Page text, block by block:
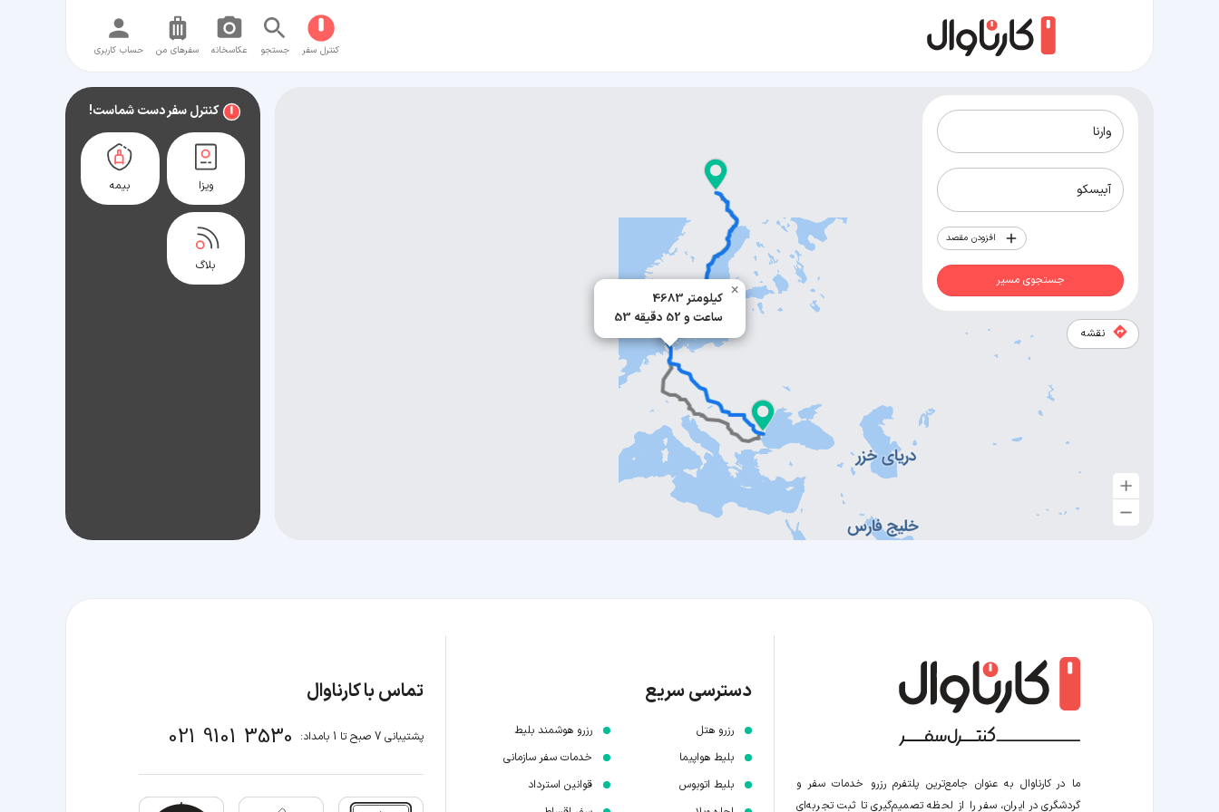
کنترل سفر جستجو عکاسخانه سفر‌های من حساب کاربری
4683 کیلومتر
53 ساعت و 52 دقیقه
×
افزودن مقصد
جستجوی مسیر
نقشه
کنترل سفر دست شماست!
ویزا بیمه
بلاگ
ما در کارناوال به عنوان جامع‌ترین پلتفرم رزرو خدمات سفر و
گردشگری در ایران، سفر را از لحظه‌ تصمیم‌گیری تا ثبت تجربه‌ای
دسترسی سریع
رزرو هتل
بلیط هواپیما
بلیط اتوبوس
رزرو هوشمند بلیط
خدمات سفر سازمانی
قوانین استرداد
تماس با کارناوال
پشتیبانی 7 صبح تا 1 بامداد: 021 9101 3530